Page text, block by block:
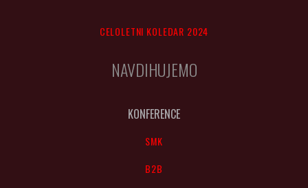
CELOLETNI KOLEDAR 2024
NAVDIHUJEMO
KONFERENCE
SMK
B2B